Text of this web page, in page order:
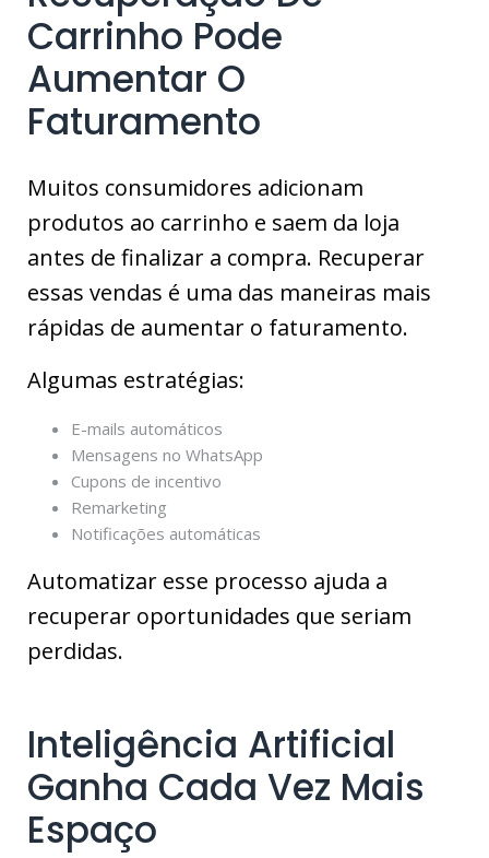
Carrinho Pode
Aumentar O
Faturamento
Muitos consumidores adicionam
produtos ao carrinho e saem da loja
antes de finalizar a compra. Recuperar
essas vendas é uma das maneiras mais
rápidas de aumentar o faturamento.
Algumas estratégias:
E-mails automáticos
Mensagens no WhatsApp
Cupons de incentivo
Remarketing
Notificações automáticas
Automatizar esse processo ajuda a
recuperar oportunidades que seriam
perdidas.
Inteligência Artificial
Ganha Cada Vez Mais
Espaço